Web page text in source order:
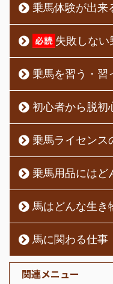
乗馬体験が出来
失敗しな
乗馬を習う・習
初心者から脱初
乗馬ライセンス
乗馬用品にはど
馬はどんな生き
馬に関わる仕事
関連メニュー